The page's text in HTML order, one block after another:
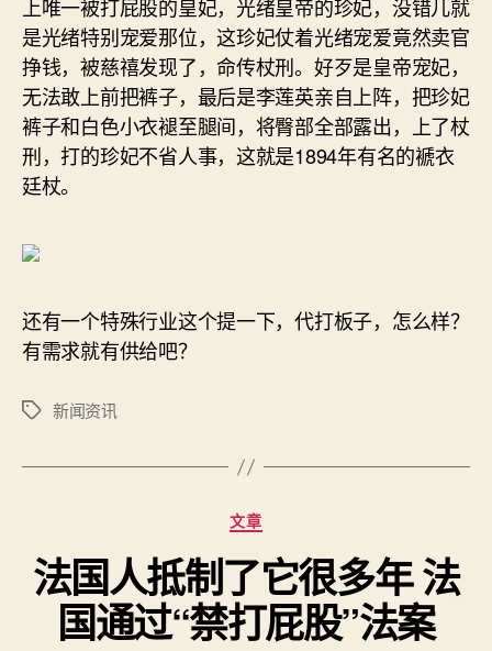
上唯一被打屁股的皇妃，光绪皇帝的珍妃，没错儿就
是光绪特别宠爱那位，这珍妃仗着光绪宠爱竟然卖官
挣钱，被慈禧发现了，命传杖刑。好歹是皇帝宠妃，
无法敢上前把裤子，最后是李莲英亲自上阵，把珍妃
裤子和白色小衣褪至腿间，将臀部全部露出，上了杖
刑，打的珍妃不省人事，这就是1894年有名的褫衣
廷杖。
还有一个特殊行业这个提一下，代打板子，怎么样？
有需求就有供给吧？
标
新闻资讯
分
类
文章
法国人抵制了它很多年 法
国通过“禁打屁股”法案